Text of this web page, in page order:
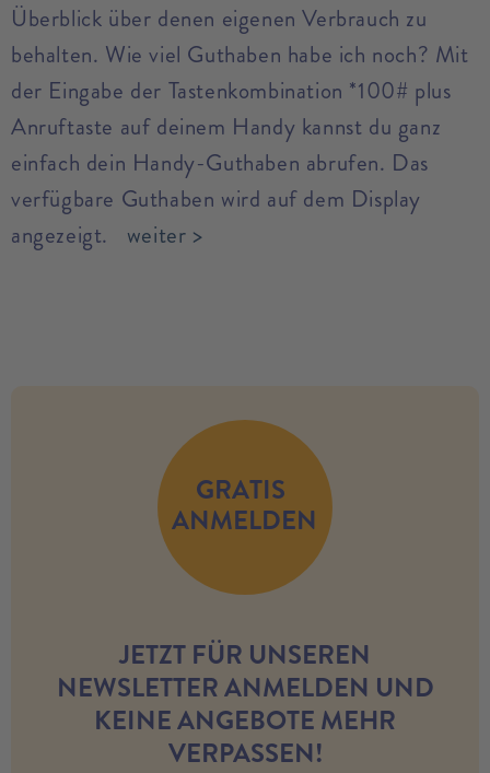
Überblick über denen eigenen Verbrauch zu
behalten. Wie viel Guthaben habe ich noch? Mit
der Eingabe der Tastenkombination *100# plus
Anruftaste auf deinem Handy kannst du ganz
einfach dein Handy-Guthaben abrufen. Das
verfügbare Guthaben wird auf dem Display
angezeigt. weiter >
GRATIS
ANMELDEN
JETZT FÜR UNSEREN
NEWSLETTER ANMELDEN UND
KEINE ANGEBOTE MEHR
VERPASSEN!